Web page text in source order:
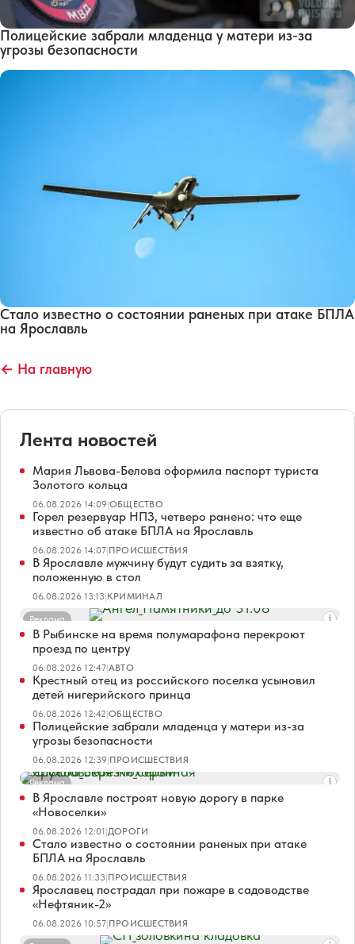
Полицейские забрали младенца у матери из-за
угрозы безопасности
Стало известно о состоянии раненых при атаке БПЛА
на Ярославль
← На главную
Лента новостей
Мария Львова-Белова оформила паспорт туриста
Золотого кольца
06.08.2026 14:09|ОБЩЕСТВО
Горел резервуар НПЗ, четверо ранено: что еще
известно об атаке БПЛА на Ярославль
06.08.2026 14:07|ПРОИСШЕСТВИЯ
В Ярославле мужчину будут судить за взятку,
положенную в стол
06.08.2026 13:13|КРИМИНАЛ
Реклама
В Рыбинске на время полумарафона перекроют
проезд по центру
06.08.2026 12:47|АВТО
Крестный отец из российского поселка усыновил
детей нигерийского принца
06.08.2026 12:42|ОБЩЕСТВО
Полицейские забрали младенца у матери из-за
угрозы безопасности
06.08.2026 12:39|ПРОИСШЕСТВИЯ
Реклама
В Ярославле построят новую дорогу в парке
«Новоселки»
06.08.2026 12:01|ДОРОГИ
Стало известно о состоянии раненых при атаке
БПЛА на Ярославль
06.08.2026 11:33|ПРОИСШЕСТВИЯ
Ярославец пострадал при пожаре в садоводстве
«Нефтяник-2»
06.08.2026 10:57|ПРОИСШЕСТВИЯ